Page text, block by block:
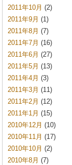
2011年10月 (2)
2011年9月 (1)
2011年8月 (7)
2011年7月 (16)
2011年6月 (27)
2011年5月 (13)
2011年4月 (3)
2011年3月 (11)
2011年2月 (12)
2011年1月 (15)
2010年12月 (10)
2010年11月 (17)
2010年10月 (2)
2010年8月 (7)